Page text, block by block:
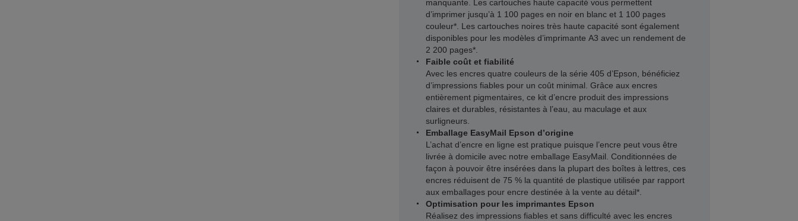
manquante. Les cartouches haute capacité vous permettent
d’imprimer jusqu’à 1 100 pages en noir en blanc et 1 100 pages
couleur*. Les cartouches noires très haute capacité sont également
disponibles pour les modèles d’imprimante A3 avec un rendement de
2 200 pages*.
Faible coût et fiabilité
Avec les encres quatre couleurs de la série 405 d’Epson, bénéficiez
d’impressions fiables pour un coût minimal. Grâce aux encres
entièrement pigmentaires, ce kit d’encre produit des impressions
claires et durables, résistantes à l’eau, au maculage et aux
surligneurs.
Emballage EasyMail Epson d’origine
L’achat d’encre en ligne est pratique puisque l’encre peut vous être
livrée à domicile avec notre emballage EasyMail. Conditionnées de
façon à pouvoir être insérées dans la plupart des boîtes à lettres, ces
encres réduisent de 75 % la quantité de plastique utilisée par rapport
aux emballages pour encre destinée à la vente au détail*.
Optimisation pour les imprimantes Epson
Réalisez des impressions fiables et sans difficulté avec les encres